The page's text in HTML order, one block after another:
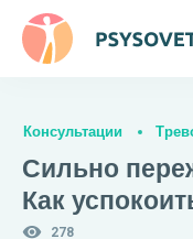
Консультации
Сильно
Как
278